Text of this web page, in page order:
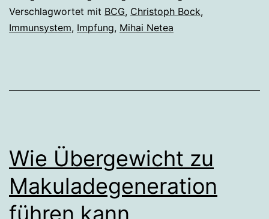
Immunsystems
Verschlagwortet mit BCG, Christoph Bock,
Immunsystem, Impfung, Mihai Netea
Wie Übergewicht zu
Makuladegeneration
führen kann